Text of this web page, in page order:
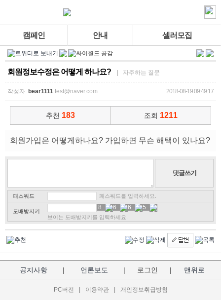
캠페인 안내 셀러모집
회원정보수정은 어떻게 하나요? | 자주하는 질문
작성자 bear1111 test@naver.com 2018-08-19 09:49:17
추천 183 조회 1211
회원가입은 어떻게하나요? 가입하면 무슨 해택이 있나요?
패스워드 패스워드를 입력하세요.
도배방지키
8 6 6 5
보이는 도배방지키를 입력하세요.
공지사항 | 언론보도 | 로그인 | 맨위로
PC버전 이용약관 개인정보취급방침